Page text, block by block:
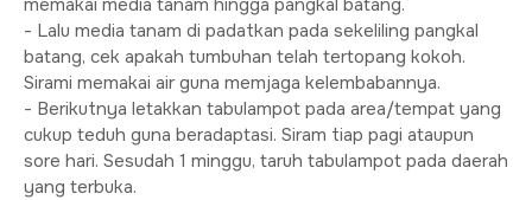
- Lalu media tanam di padatkan pada sekeliling pangkal
batang, cek apakah tumbuhan telah tertopang kokoh.
Sirami memakai air guna memjaga kelembabannya.
- Berikutnya letakkan tabulampot pada area/tempat yang
cukup teduh guna beradaptasi. Siram tiap pagi ataupun
sore hari. Sesudah 1 minggu, taruh tabulampot pada daerah
yang terbuka.